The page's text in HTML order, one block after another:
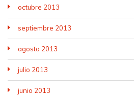
octubre 2013
septiembre 2013
agosto 2013
julio 2013
junio 2013